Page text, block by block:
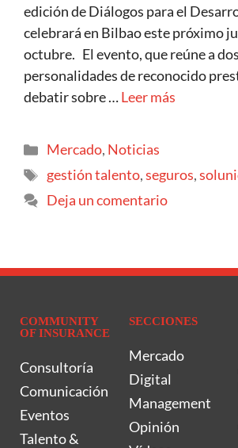
edición de Diálogos para el
celebrará en Bilbao este próximo
octubre. El evento, que reúne a dos
personalidades de reconocido
debatir sobre …Leer más
Mercado, Noticias
gestión talento,seguros,
Deja un comentario
COMMUNITY
OF INSURANCE
Consultoría
Comunicación
Eventos
Talento &
SECCIONES
Mercado
Digital
Management
Opinión